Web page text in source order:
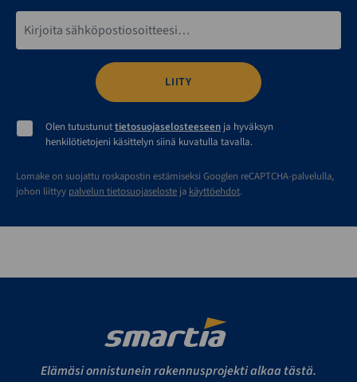
Olen tutustunuttietosuojaselosteeseen ja hyväksyn
henkilötietojeni käsittelyn siinä kuvatulla tavalla.
Lomake on suojattu roskapostin estämiseksi Googlen reCAPTCHA-palvelulla,
johon liittyy palvelun tietosuojaseloste ja käyttöehdot.
Elämäsi onnistunein rakennusprojekti alkaa tästä.